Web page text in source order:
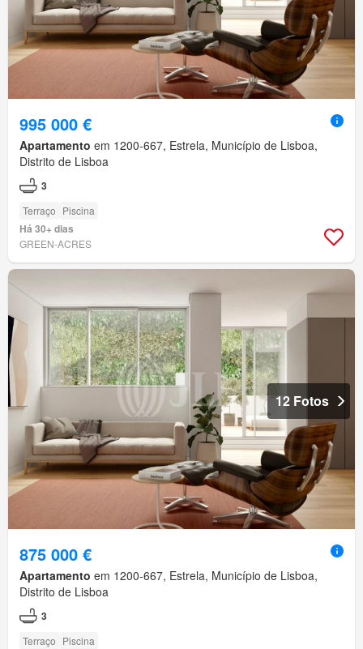
995 000 €
Apartamento em 1200-667, Estrela, Município de Lisboa,
Distrito de Lisboa
3
Terraço Piscina
Há 30+ dias
GREEN-ACRES
12 Fotos
875 000 €
Apartamento em 1200-667, Estrela, Município de Lisboa,
Distrito de Lisboa
3
Terraço Piscina